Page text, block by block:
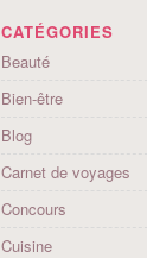
CATÉGORIES
Beauté
Bien-être
Blog
Carnet de voyages
Concours
Cuisine